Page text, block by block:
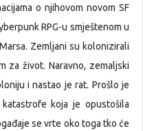
o njihovom novom SF
RPG-u smještenom u
Zemljani su kolonizirali
za život. Naravno, zemaljski
i nastao je rat. Prošlo je
koja je opustošila
se vrte oko toga tko će